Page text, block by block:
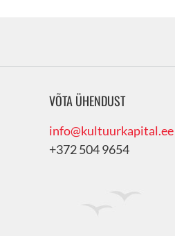
VÕTA ÜHENDUST
info@kultuurkapital.ee
+372 504 9654